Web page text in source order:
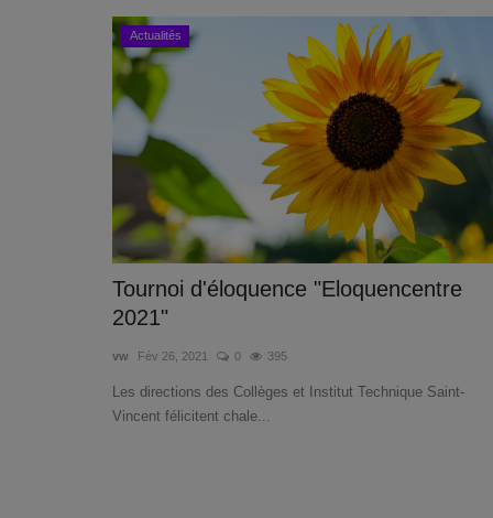
Actualités
Tournoi d'éloquence "Eloquencentre
2021"
vw Fév 26, 2021 0 395
Les directions des Collèges et Institut Technique Saint-
Vincent félicitent chale...